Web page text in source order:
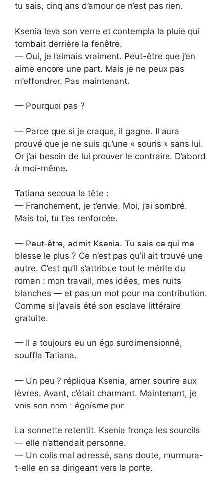
tu sais, cinq ans d’amour ce n’est pas rien.
Ksenia leva son verre et contempla la pluie qui
tombait derrière la fenêtre.
— Oui, je l’aimais vraiment. Peut-être que j’en
aime encore une part. Mais je ne peux pas
m’effondrer. Pas maintenant.
— Pourquoi pas ?
— Parce que si je craque, il gagne. Il aura
prouvé que je ne suis qu’une « souris » sans lui.
Or j’ai besoin de lui prouver le contraire. D’abord
à moi-même.
Tatiana secoua la tête :
— Franchement, je t’envie. Moi, j’ai sombré.
Mais toi, tu t’es renforcée.
— Peut‑être, admit Ksenia. Tu sais ce qui me
blesse le plus ? Ce n’est pas qu’il ait trouvé une
autre. C’est qu’il s’attribue tout le mérite du
roman : mon travail, mes idées, mes nuits
blanches — et pas un mot pour ma contribution.
Comme si j’avais été son esclave littéraire
gratuite.
— Il a toujours eu un égo surdimensionné,
souffla Tatiana.
— Un peu ? répliqua Ksenia, amer sourire aux
lèvres. Avant, c’était charmant. Maintenant, je
vois son nom : égoïsme pur.
La sonnette retentit. Ksenia fronça les sourcils
— elle n’attendait personne.
— Un colis mal adressé, sans doute, murmura-
t-elle en se dirigeant vers la porte.